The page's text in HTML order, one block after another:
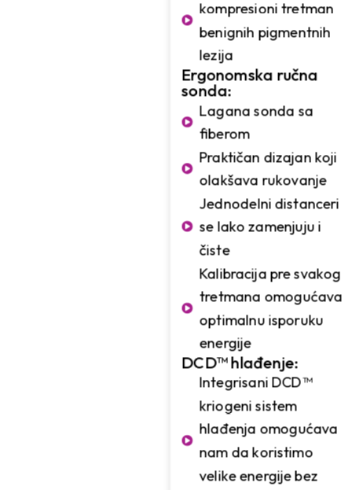
kompresioni tretman
benignih pigmentnih
lezija
Ergonomska ručna
sonda:
Lagana sonda sa
fiberom
Praktičan dizajan koji
olakšava rukovanje
Jednodelni distanceri
se lako zamenjuju i
čiste
Kalibracija pre svakog
tretmana omogućava
optimalnu isporuku
energije
DCD™ hlađenje:
Integrisani DCD™
kriogeni sistem
hlađenja omogućava
nam da koristimo
velike energije bez